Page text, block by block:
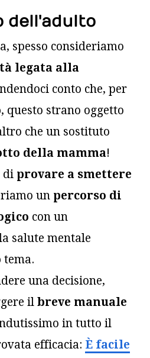
dell'adulto
spesso consideriamo
legata alla
conto che, per
questo strano oggetto
che un sostituto
della mamma!
di provare a smettere
un percorso di
con un
salute mentale
tema.
una decisione,
il breve manuale
in tutto il
efficacia: È facile